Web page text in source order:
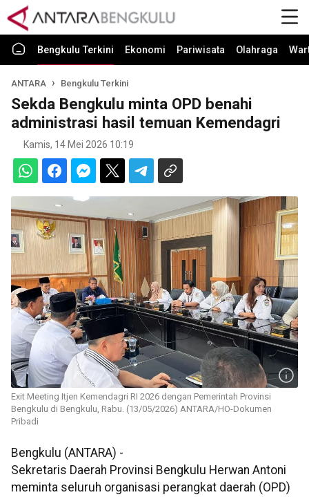
Bengkulu Terkini Ekonomi Pariwisata Olahraga
ANTARA Bengkulu Terkini
Sekda Bengkulu minta OPD benahi
administrasi hasil temuan Kemendagri
Kamis, 14 Mei 2026 10:19
Exit Meeting Itjen Kemendagri RI 2026 dengan Pemerintah Provinsi
Bengkulu di Bengkulu, Rabu. (13/05/2026) ANTARA/HO-Dokumen
Pribadi
Bengkulu (ANTARA) -
Sekretaris Daerah Provinsi Bengkulu Herwan Antoni
meminta seluruh organisasi perangkat daerah (OPD)